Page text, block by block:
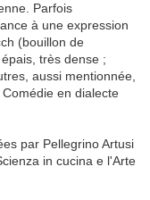
Parfois
à une expression
(bouillon de
très dense ;
aussi mentionnée,
en dialecte
par Pellegrino Artusi
in cucina e l'Arte